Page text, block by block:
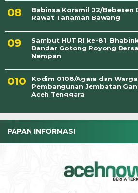
Babinsa Koramil 02/Bebesen
Rawat Tanaman Bawang
Sambut HUT RI ke-81,
Bandar Gotong Royong
Nempan
Kodim 0108/Agara dan
Pembangunan Jembatan
Aceh Tenggara
PAPAN INFORMASI